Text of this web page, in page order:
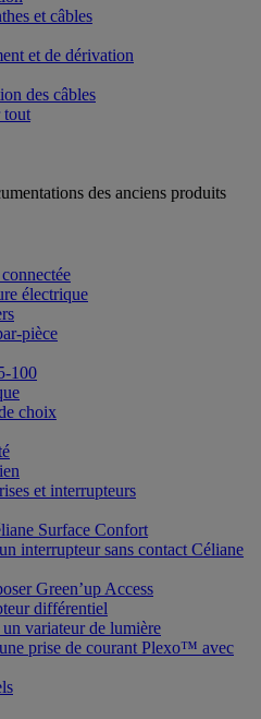
et câbles
et de dérivation
des câbles
tout
des anciens produits
électrique
pièce
100
choix
et interrupteurs
Surface Confort
interrupteur sans contact Céliane
Green’up Access
différentiel
variateur de lumière
prise de courant Plexo™ avec